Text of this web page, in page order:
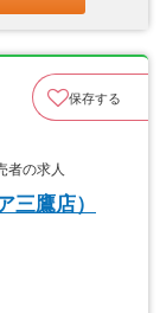
保存する
者の求人
三鷹店）